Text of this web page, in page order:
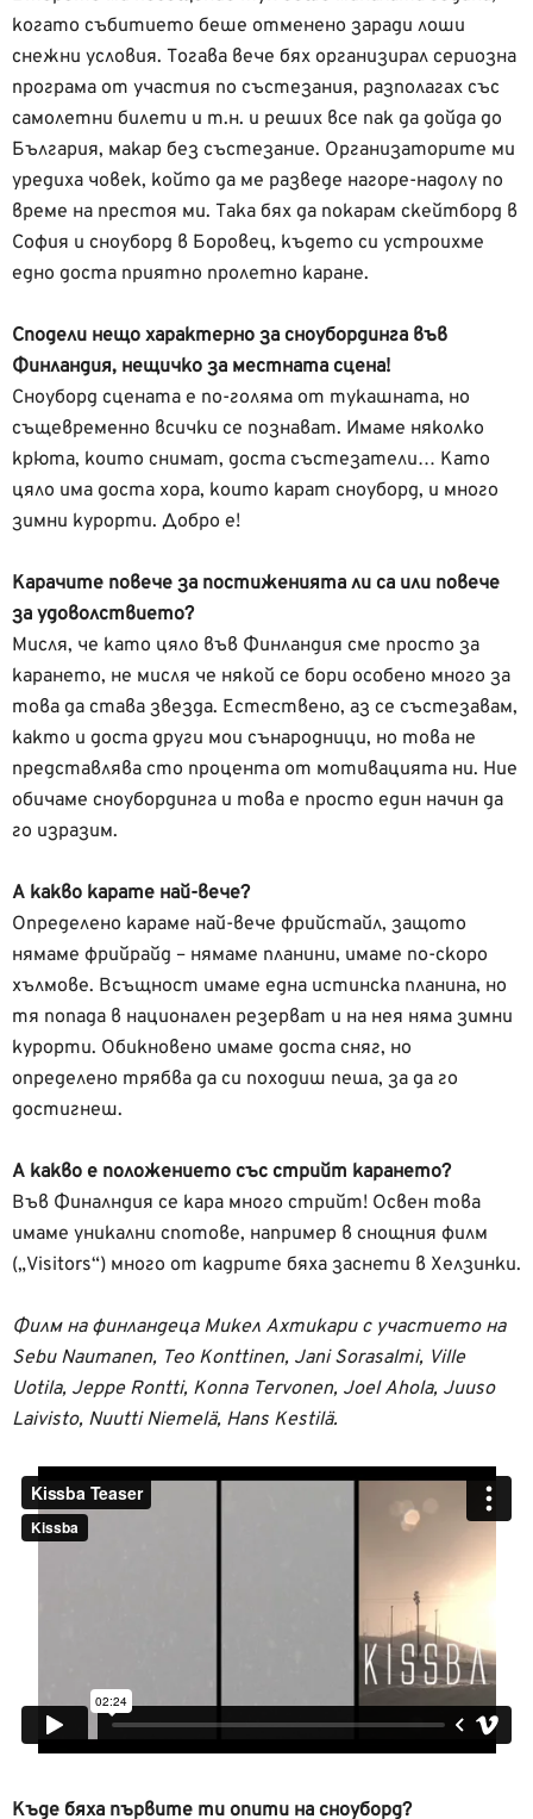
когато събитието беше отменено заради лоши
снежни условия. Тогава вече бях организирал сериозна
програма от участия по състезания, разполагах със
самолетни билети и т.н. и реших все пак да дойда до
България, макар без състезание. Организаторите ми
уредиха човек, който да ме разведе нагоре-надолу по
време на престоя ми. Така бях да покарам скейтборд в
София и сноуборд в Боровец, където си устроихме
едно доста приятно пролетно каране.
Сподели нещо характерно за сноубординга във
Финландия, нещичко за местната сцена!
Сноуборд сцената е по-голяма от тукашната, но
същевременно всички се познават. Имаме няколко
крюта, които снимат, доста състезатели… Като
цяло има доста хора, които карат сноуборд, и много
зимни курорти. Добро е!
Карачите повече за постиженията ли са или повече
за удоволствието?
Мисля, че като цяло във Финландия сме просто за
карането, не мисля че някой се бори особено много за
това да става звезда. Естествено, аз се състезавам,
както и доста други мои сънародници, но това не
представлява сто процента от мотивацията ни. Ние
обичаме сноубординга и това е просто един начин да
го изразим.
А какво карате най-вече?
Определено караме най-вече фрийстайл, защото
нямаме фрийрайд – нямаме планини, имаме по-скоро
хълмове. Всъщност имаме една истинска планина, но
тя попада в национален резерват и на нея няма зимни
курорти. Обикновено имаме доста сняг, но
определено трябва да си походиш пеша, за да го
достигнеш.
А какво е положението със стрийт карането?
Във Финалндия се кара много стрийт! Освен това
имаме уникални спотове, например в снощния филм
(„Visitors“) много от кадрите бяха заснети в Хелзинки.
Филм на финландеца Микел Ахтикари с участието на
Sebu Naumanen, Teo Konttinen, Jani Sorasalmi, Ville
Uotila, Jeppe Rontti, Konna Tervonen, Joel Ahola, Juuso
Laivisto, Nuutti Niemelä, Hans Kestilä.
Къде бяха първите ти опити на сноуборд?